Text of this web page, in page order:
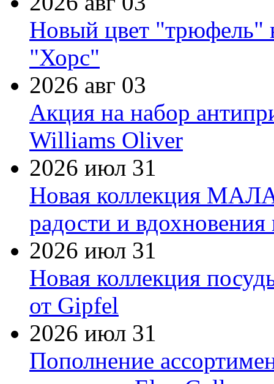
Новый цвет "трюфель"
"Хорс"
2026 авг 03
Акция на набор
Williams Oliver
2026 июл 31
Новая коллекция
радости и
2026 июл 31
Новая коллекция
от Gipfel
2026 июл 31
Пополнение